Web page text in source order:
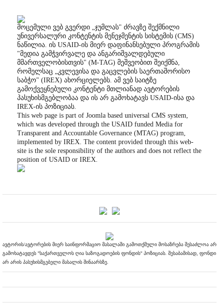
მოცემული ვებ გვერდი „ჯუმლას" ძრავზე შექმნილი
უნივერსალური კონტენტის მენეჯმენტის სისტემის (CMS)
ნაწილია. ის USAID-ის მიერ დაფინანსებული პროგრამის
"მედია გამჭვირვალე და ანგარიშვალდებული
მმართველობისთვის" (M-TAG) მეშვეობით შეიქმნა,
რომელსაც „კვლევისა და გაცვლების საერთაშორისო
საბჭო" (IREX) ახორციელებს. ამ ვებ საიტზე
გამოქვეყნებული კონტენტი მთლიანად ავტორების
პასუხისმგებლობაა და ის არ გამოხატავს USAID-ისა და
IREX-ის პოზიციას.
This web page is part of Joomla based universal CMS system,
which was developed through the USAID funded Media for
Transparent and Accountable Governance (MTAG) program,
implemented by IREX. The content provided through this web-
site is the sole responsibility of the authors and does not reflect the
position of USAID or IREX.
ავტორის/ავტორების მიერ საინფორმაციო მასალაში გამოთქმული მოსაზრება შესაძლოა არ
გამოხატავდეს "საქართველოს ღია საზოგადოების ფონდის" პოზიციას. შესაბამისად, ფონდი
არ არის პასუხისმგებელი მასალის შინაარსზე.